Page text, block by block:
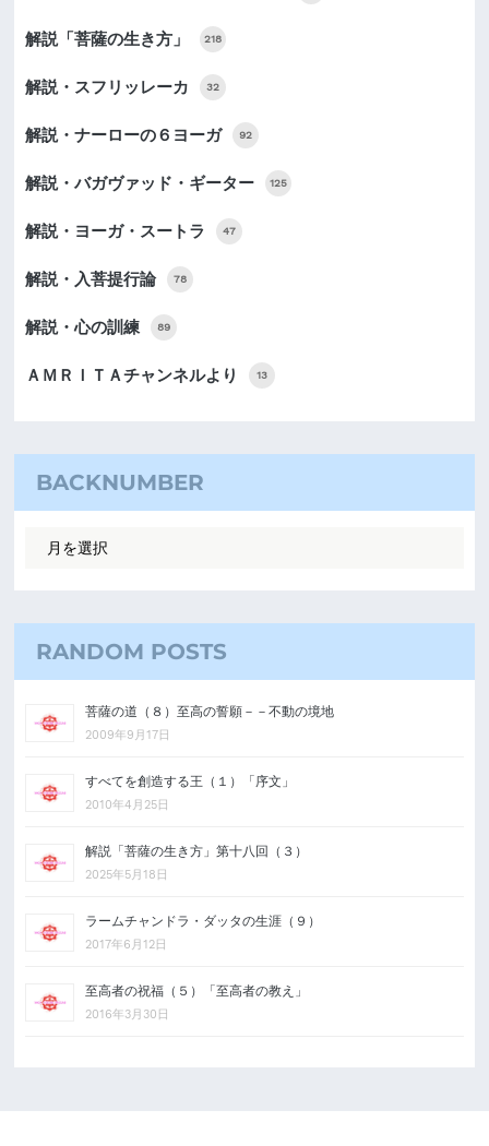
解説「菩薩の生き方」 218
解説・スフリッレーカ 32
解説・ナーローの６ヨーガ 92
解説・バガヴァッド・ギーター 125
解説・ヨーガ・スートラ 47
解説・入菩提行論 78
解説・心の訓練 89
ＡＭＲＩＴＡチャンネルより 13
BACKNUMBER
RANDOM POSTS
菩薩の道（８）至高の誓願－－不動の境地
2009年9月17日
すべてを創造する王（１）「序文」
2010年4月25日
解説「菩薩の生き方」第十八回（３）
2025年5月18日
ラームチャンドラ・ダッタの生涯（９）
2017年6月12日
至高者の祝福（５）「至高者の教え」
2016年3月30日